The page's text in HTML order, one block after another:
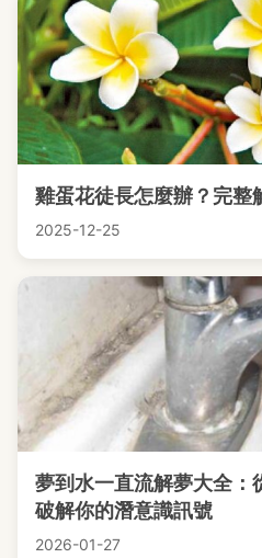
雞蛋花徒長怎麼辦？完整
2025-12-25
夢到水一直流解夢大全：
破解你的潛意識訊號
2026-01-27